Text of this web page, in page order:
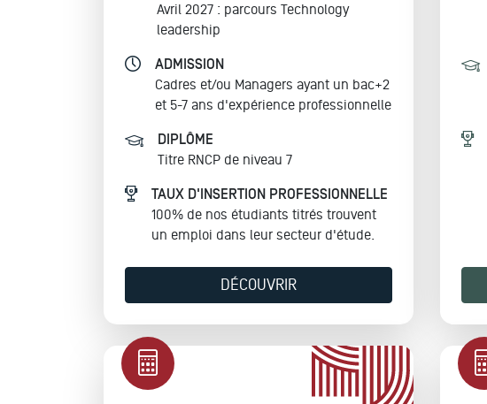
Avril 2027 : parcours Technology
leadership
ADMISSION
Cadres et/ou Managers ayant un bac+2
et 5-7 ans d'expérience professionnelle
DIPLÔME
Titre RNCP de niveau 7
TAUX D'INSERTION PROFESSIONNELLE
100% de nos étudiants titrés trouvent
un emploi dans leur secteur d'étude.
DÉCOUVRIR